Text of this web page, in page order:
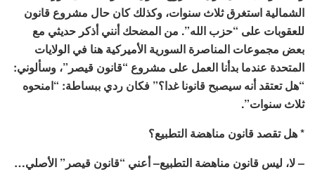
الشمالية استغرق ثلاث سنوات، وكذلك كان حال مشروع قانون
للعقوبات على “حزب الله”. من المضحك أنني أذكر حديثي مع
بعض مجموعات المناصرة السورية الأميركية هنا في الولايات
المتحدة عندما بدأنا العمل على مشروع “قانون قيصر”، وسألوني:
“هل تعتقد أنه سيصبح قانونا غدا؟” فكان ردي ببساطة: “امنحوه
ثلاث سنوات”.
* هل تقصد قانون مناهضة التطبيع؟
– لا، ليس قانون مناهضة التطبيع– أعني “قانون قيصر” الأصلي…